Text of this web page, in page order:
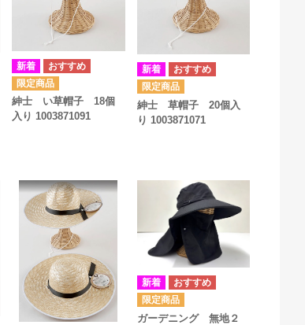
紳士 い草帽子 18個
入り 1003871091
紳士 草帽子 20個入
り 1003871071
ガーデニング 無地２